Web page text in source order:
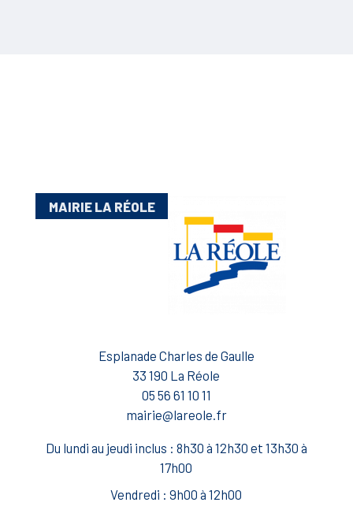
MAIRIE LA RÉOLE
Esplanade Charles de Gaulle
33 190 La Réole
05 56 61 10 11
mairie@lareole.fr
Du lundi au jeudi inclus : 8h30 à 12h30 et 13h30 à
17h00
Vendredi : 9h00 à 12h00